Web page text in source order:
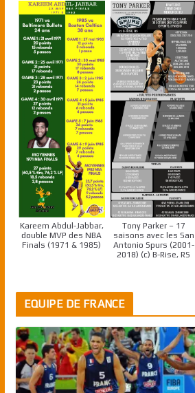
Kareem Abdul-Jabbar,
double MVP des NBA
Finals (1971 & 1985)
Tony Parker – 17
saisons avec les San
Antonio Spurs (2001-
2018) (c) B-Rise, RS
EQUIPE DE FRANCE